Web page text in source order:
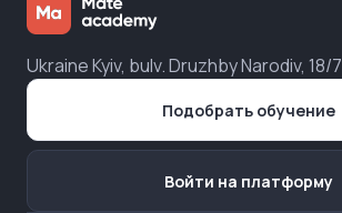
Ukraine Kyiv, bulv. Druzhby Narodiv, 18/7
Подобрать обучение
Войти на платформу